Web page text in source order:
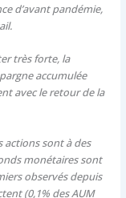
d’avant pandémie,
très forte, la
accumulée
avec le retour de la
actions sont à des
monétaires sont
observés depuis
(0,1% des AUM